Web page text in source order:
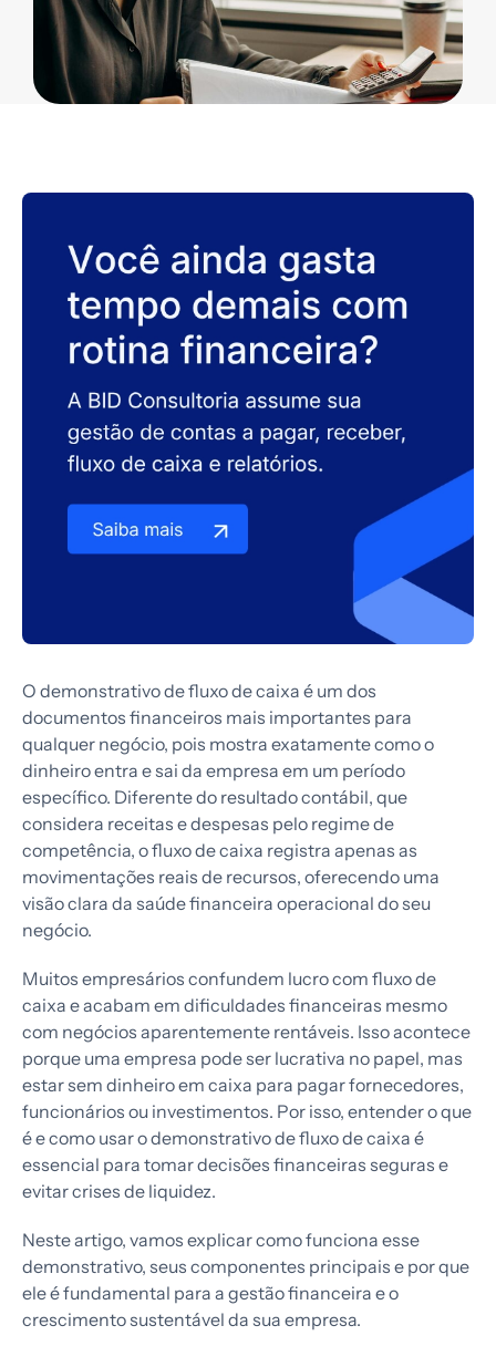
O demonstrativo de fluxo de caixa é um dos
documentos financeiros mais importantes para
qualquer negócio, pois mostra exatamente como o
dinheiro entra e sai da empresa em um período
específico. Diferente do resultado contábil, que
considera receitas e despesas pelo regime de
competência, o fluxo de caixa registra apenas as
movimentações reais de recursos, oferecendo uma
visão clara da saúde financeira operacional do seu
negócio.
Muitos empresários confundem lucro com fluxo de
caixa e acabam em dificuldades financeiras mesmo
com negócios aparentemente rentáveis. Isso acontece
porque uma empresa pode ser lucrativa no papel, mas
estar sem dinheiro em caixa para pagar fornecedores,
funcionários ou investimentos. Por isso, entender o que
é e como usar o demonstrativo de fluxo de caixa é
essencial para tomar decisões financeiras seguras e
evitar crises de liquidez.
Neste artigo, vamos explicar como funciona esse
demonstrativo, seus componentes principais e por que
ele é fundamental para a gestão financeira e o
crescimento sustentável da sua empresa.